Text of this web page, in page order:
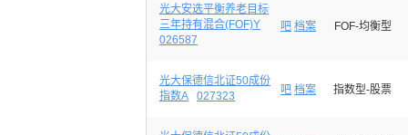
光大安选平衡养老目标
三年持有混合(FOF)Y
026587
吧 档案 FOF-均衡型
光大保德信北证50成份
指数A
027323 吧 档案 指数型-股票